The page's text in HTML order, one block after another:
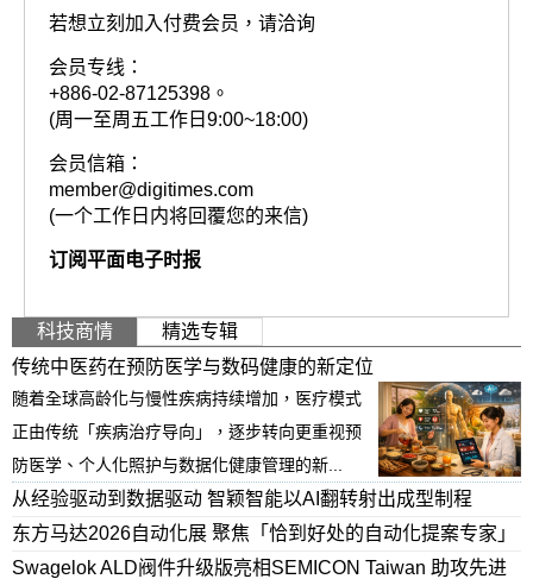
若想立刻加入付费会员，请洽询
会员专线：
+886-02-87125398。
(周一至周五工作日9:00~18:00)
会员信箱：
member@digitimes.com
(一个工作日内将回覆您的来信)
订阅平面电子时报
科技商情
精选专辑
传统中医药在预防医学与数码健康的新定位
随着全球高龄化与慢性疾病持续增加，医疗模式
正由传统「疾病治疗导向」，逐步转向更重视预
防医学、个人化照护与数据化健康管理的新...
从经验驱动到数据驱动 智颖智能以AI翻转射出成型制程
东方马达2026自动化展 聚焦「恰到好处的自动化提案专家」
Swagelok ALD阀件升级版亮相SEMICON Taiwan 助攻先进